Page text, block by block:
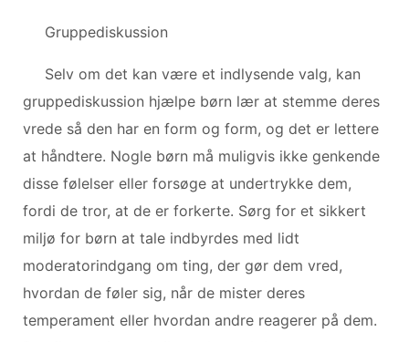
Gruppediskussion
Selv om det kan være et indlysende valg, kan
gruppediskussion hjælpe børn lær at stemme deres
vrede så den har en form og form, og det er lettere
at håndtere. Nogle børn må muligvis ikke genkende
disse følelser eller forsøge at undertrykke dem,
fordi de tror, ​​at de er forkerte. Sørg for et sikkert
miljø for børn at tale indbyrdes med lidt
moderatorindgang om ting, der gør dem vred,
hvordan de føler sig, når de mister deres
temperament eller hvordan andre reagerer på dem.